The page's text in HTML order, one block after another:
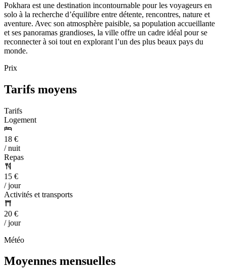
Pokhara est une destination incontournable pour les voyageurs en
solo à la recherche d’équilibre entre détente, rencontres, nature et
aventure. Avec son atmosphère paisible, sa population accueillante
et ses panoramas grandioses, la ville offre un cadre idéal pour se
reconnecter à soi tout en explorant l’un des plus beaux pays du
monde.
Prix
Tarifs moyens
Tarifs
Logement
18 €
/ nuit
Repas
15 €
/ jour
Activités et transports
20 €
/ jour
Météo
Moyennes mensuelles